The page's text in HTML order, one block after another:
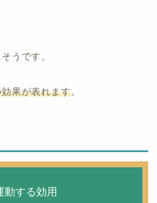
うです。
果が表れます。
動する効用